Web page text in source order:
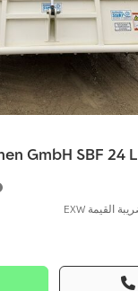
GmbH SBF 24 L
EXW في بي بالإضافة إلى ضريبة القيمة